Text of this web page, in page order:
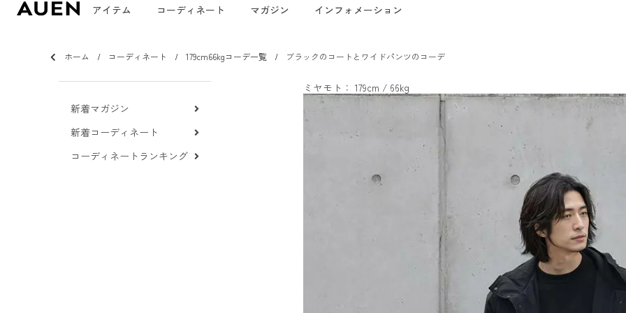
アイテム コーディネート マガジン インフォメーション
ホーム コーディネート 179cm66kgコーデ一覧 ブラックのコートとワイドパンツのコーデ
新着マガジン
新着コーディネート
コーディネートランキング
ミヤモト： 179cm / 66kg